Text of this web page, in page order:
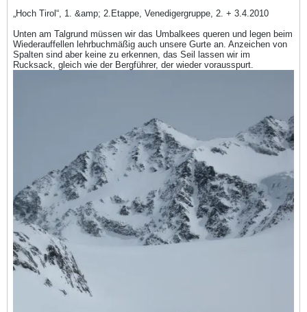
„Hoch Tirol“, 1. &amp; 2.Etappe, Venedigergruppe, 2. + 3.4.2010
Unten am Talgrund müssen wir das Umbalkees queren und legen beim
Wiederauffellen lehrbuchmäßig auch unsere Gurte an. Anzeichen von
Spalten sind aber keine zu erkennen, das Seil lassen wir im
Rucksack, gleich wie der Bergführer, der wieder vorausspurt.